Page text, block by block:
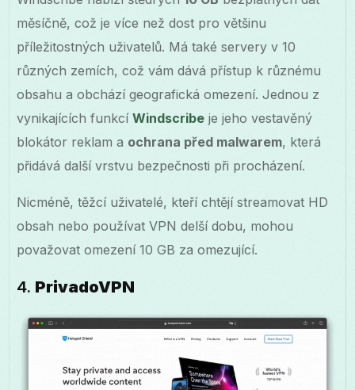
měsíčně, což je více než dost pro většinu
příležitostných uživatelů. Má také servery v 10
různých zemích, což vám dává přístup k různému
obsahu a obchází geografická omezení. Jednou z
vynikajících funkcíWindscribe je jeho vestavěný
blokátor reklam a ochrana před malwarem, která
přidává další vrstvu bezpečnosti při procházení.
Nicméně, těžcí uživatelé, kteří chtějí streamovat HD
obsah nebo používat VPN delší dobu, mohou
považovat omezení 10 GB za omezující.
4. PrivadoVPN